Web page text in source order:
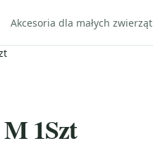
Akcesoria dla małych zwierząt
1Szt